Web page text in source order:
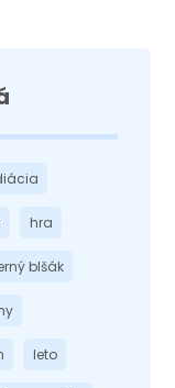
hra
blšák
leto